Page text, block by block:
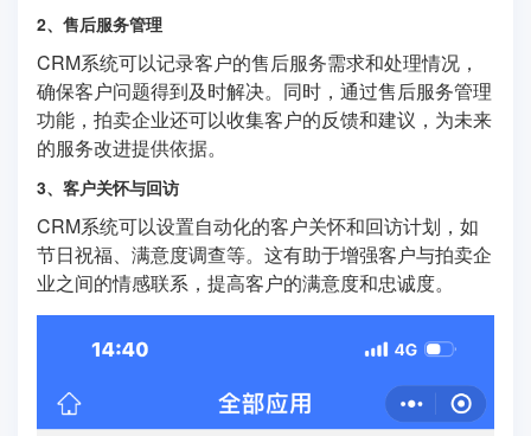
2、售后服务管理
CRM系统可以记录客户的售后服务需求和处理情况，
确保客户问题得到及时解决。同时，通过售后服务管理
功能，拍卖企业还可以收集客户的反馈和建议，为未来
的服务改进提供依据。
3、客户关怀与回访
CRM系统可以设置自动化的客户关怀和回访计划，如
节日祝福、满意度调查等。这有助于增强客户与拍卖企
业之间的情感联系，提高客户的满意度和忠诚度。